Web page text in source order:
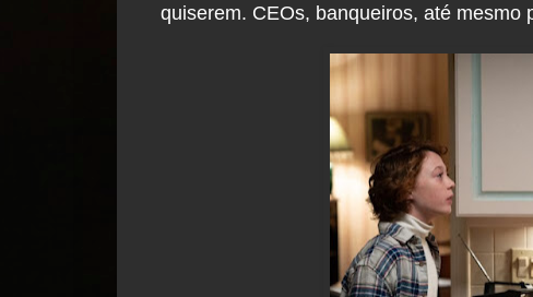
quiserem. CEOs, banqueiros, até mesmo